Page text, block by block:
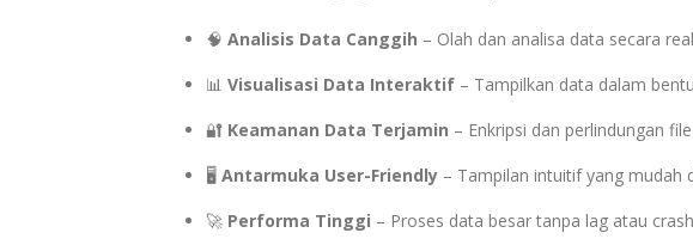
🧠 Analisis Data Canggih – Olah dan analisa data secara
📊 Visualisasi Data Interaktif – Tampilkan data dalam
🔐 Keamanan Data Terjamin – Enkripsi dan perlindungan
🖥️ Antarmuka User-Friendly – Tampilan intuitif yang mudah
🚀 Performa Tinggi – Proses data besar tanpa lag atau